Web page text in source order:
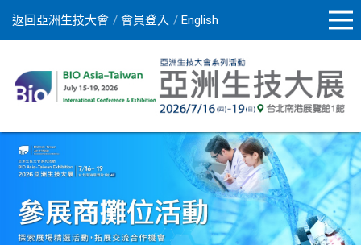
返回亞洲生技大會 會員登入 English